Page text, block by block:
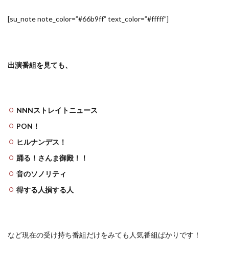
[su_note note_color=”#66b9ff” text_color=”#fffff”]
出演番組を見ても、
NNNストレイトニュース
PON！
ヒルナンデス！
踊る！さんま御殿！！
音のソノリティ
得する人損する人
など現在の受け持ち番組だけをみても人気番組ばかりです！